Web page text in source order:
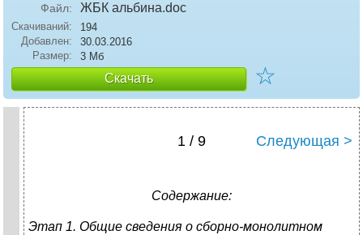
Файл: ЖБК альбина.doc
Скачиваний:
194
Добавлен:
30.03.2016
Размер:
3 Мб
Скачать ☆
1 / 9 Следующая >
Содержание:
Этап 1. Общие сведения о сборно-монолитном